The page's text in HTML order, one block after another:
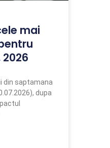
mai
din saptamana
dupa